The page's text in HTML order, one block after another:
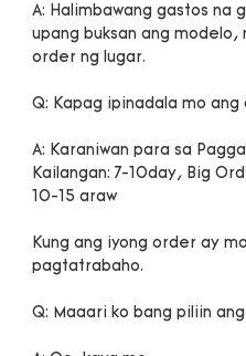
A: Halimbawang gastos na
upang buksan ang
A: Karaniwan para sa
Kailangan: 7-10day, Big
Kung ang iyong order ay